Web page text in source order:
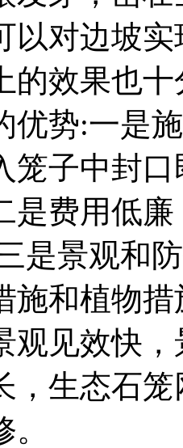
以对边坡
的效果也
优势:一是
笼子中封
是费用低
是景观和
施和植物
观见效快
，生态石